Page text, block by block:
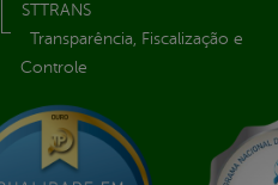
STTRANS
Transparência, Fiscalização e
Controle